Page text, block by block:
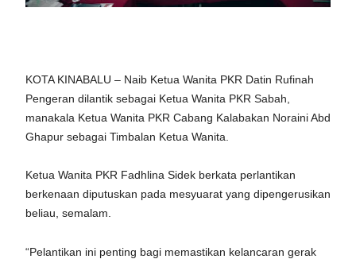
KOTA KINABALU – Naib Ketua Wanita PKR Datin Rufinah
Pengeran dilantik sebagai Ketua Wanita PKR Sabah,
manakala Ketua Wanita PKR Cabang Kalabakan Noraini Abd
Ghapur sebagai Timbalan Ketua Wanita.
Ketua Wanita PKR Fadhlina Sidek berkata perlantikan
berkenaan diputuskan pada mesyuarat yang dipengerusikan
beliau, semalam.
“Pelantikan ini penting bagi memastikan kelancaran gerak